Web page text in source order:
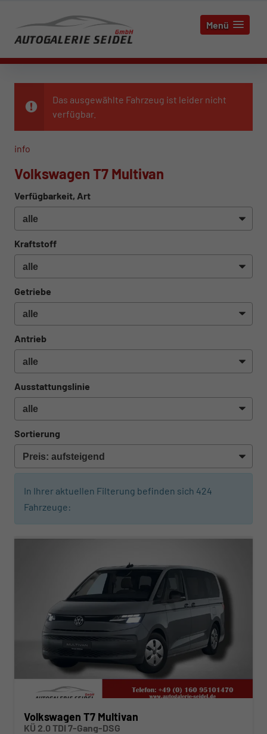
Menü
Das ausgewählte Fahrzeug ist leider nicht
verfügbar.
info
Volkswagen T7 Multivan
Verfügbarkeit, Art
Kraftstoff
Getriebe
Antrieb
Ausstattungslinie
Sortierung
In Ihrer aktuellen Filterung befinden sich 424
Fahrzeuge:
ab 474,– € mtl.
Volkswagen T7 Multivan
KÜ 2.0 TDI 7-Gang-DSG